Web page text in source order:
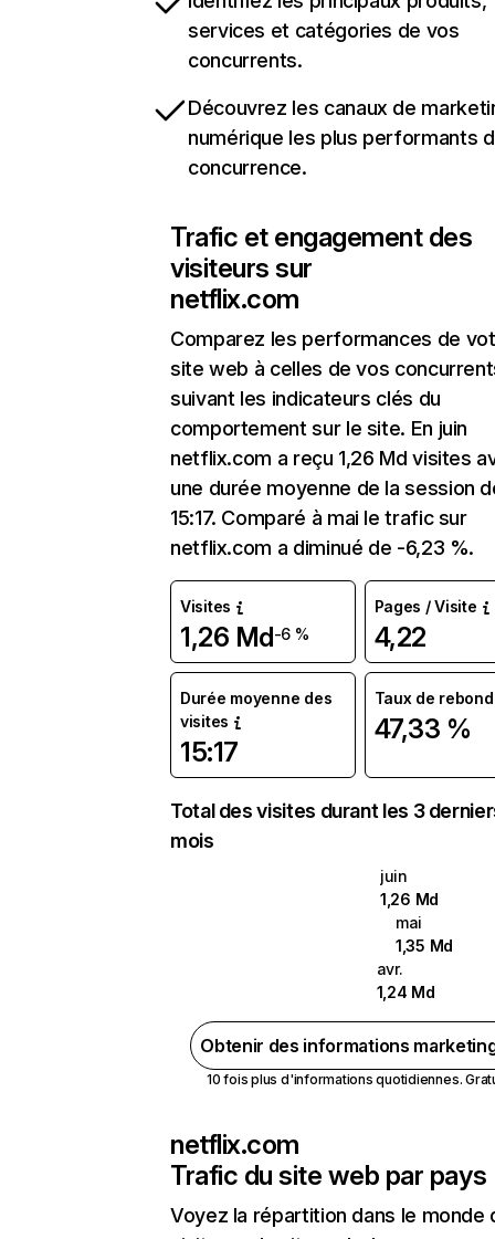
services et catégories de vos
concurrents.
Découvrez les canaux de
numérique les plus performants
concurrence.
Trafic et engagement des
visiteurs sur
netflix.com
Comparez les performances de
site web à celles de vos
suivant les indicateurs clés du
comportement sur le site. En juin
netflix.com a reçu 1,26 Md visites
une durée moyenne de la session
15:17. Comparé à mai le trafic sur
netflix.com a diminué de -6,23 %.
Visites
1,26 Md-6 %
Pages / Visite
4,22
Durée moyenne des
visites
15:17
Taux de rebond
47,33 %
Total des visites durant les 3
mois
juin
1,26 Md
mai
1,35 Md
avr.
1,24 Md
Obtenir des informations
10 fois plus d'informations quotidiennes.
netflix.com
Trafic du site web par pays
Voyez la répartition dans le monde